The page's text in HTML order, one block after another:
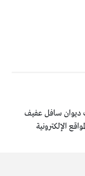
سافل عفيف
الإلكترونية